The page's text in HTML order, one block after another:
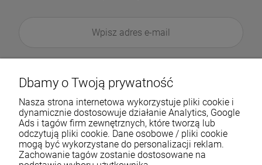
Dbamy o Twoją prywatność
Nasza strona internetowa wykorzystuje pliki cookie i
dynamicznie dostosowuje działanie Analytics, Google
Ads i tagów firm zewnętrznych, które tworzą lub
odczytują pliki cookie. Dane osobowe / pliki cookie
mogą być wykorzystane do personalizacji reklam.
Zachowanie tagów zostanie dostosowane na